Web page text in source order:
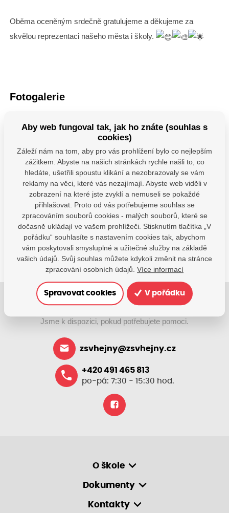
Oběma oceněným srdečně gratulujeme a děkujeme za
skvělou reprezentaci našeho města i školy.
Fotogalerie
Máte dotazy?
Kontaktujte nás
SDÍLEJTE:
Jsme tu pro Vaše děti.
Jsme k dispozici, pokud potřebujete pomoci.
zsvhejny@zsvhejny.cz
+420 491 465 813
po-pá: 7:30 - 15:30 hod.
O škole
Dokumenty
Kontakty
Aby web fungoval tak, jak ho znáte (souhlas s
cookies)
Záleží nám na tom, aby pro vás prohlížení bylo co nejlepším
zážitkem. Abyste na našich stránkách rychle našli to, co
hledáte, ušetřili spoustu klikání a nezobrazovaly se vám
reklamy na věci, které vás nezajímají. Abyste web viděli v
zobrazení na které jste zvyklí a nemuseli se pokaždé
přihlašovat. Proto od vás potřebujeme souhlas se
zpracováním souborů cookies - malých souborů, které se
dočasně ukládají ve vašem prohlížeči. Stisknutím tlačítka „V
pořádku“ souhlasíte s nastavením cookies tak, abychom
vám poskytovali smysluplné a užitečné služby na základě
vašich údajů. Svůj souhlas můžete kdykoli změnit na stránce
zpracování osobních údajů. Více informací
Spravovat cookies V pořádku